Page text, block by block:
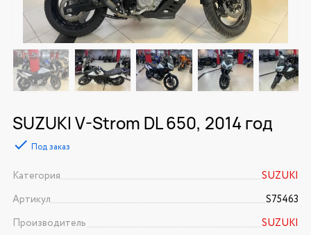
SUZUKI V-Strom DL 650, 2014 год
Под заказ
Категория
SUZUKI
Артикул
S75463
Производитель
SUZUKI